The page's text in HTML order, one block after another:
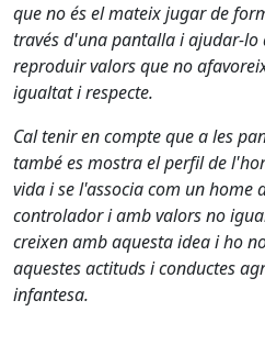
que no és el mateix jugar de
través d'una pantalla i ajudar-lo
reproduir valors que no
igualtat i respecte.
Cal tenir en compte que a les
també es mostra el perfil de
vida i se l'associa com un home
controlador i amb valors no
creixen amb aquesta idea i ho
aquestes actituds i conductes
infantesa.